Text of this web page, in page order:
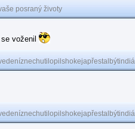
posraný životy
voženil